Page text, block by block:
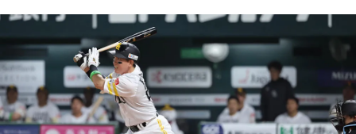
HOME
動画
日程・結果